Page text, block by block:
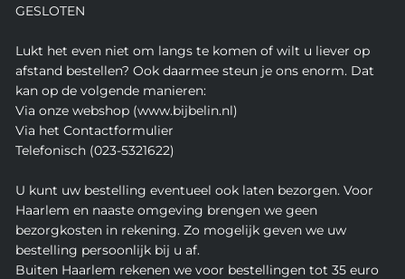
GESLOTEN
Lukt het even niet om langs te komen of wilt u liever op
afstand bestellen? Ook daarmee steun je ons enorm. Dat
kan op de volgende manieren:
Via onze webshop (www.bijbelin.nl)
Via het Contactformulier
Telefonisch (023-5321622)
U kunt uw bestelling eventueel ook laten bezorgen. Voor
Haarlem en naaste omgeving brengen we geen
bezorgkosten in rekening. Zo mogelijk geven we uw
bestelling persoonlijk bij u af.
Buiten Haarlem rekenen we voor bestellingen tot 35 euro